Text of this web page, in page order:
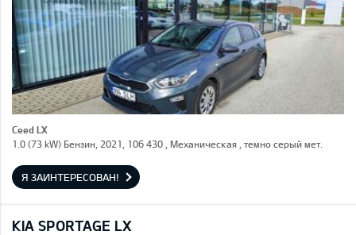
Ceed LX
1.0 (73 kW) Бензин, 2021, 106 430 , Механическая , темно серый мет.
Я ЗАИНТЕРЕСОВАН!
KIA SPORTAGE LX